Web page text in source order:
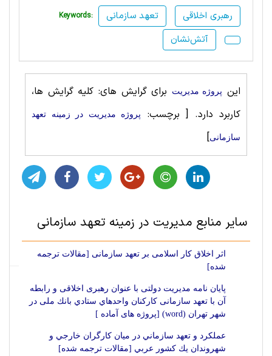
Keywords: تعهد سازمانی
رهبری اخلاقی
آتش‌نشان
این پروژه مديريت
برای گرایش های: کلیه گرایش ها،
کاربرد دارد. [ برچسب: پروژه مديريت در زمینه تعهد
سازمانی]
سایر منابع مديريت در زمینه تعهد سازمانی
اثر اخلاق کار اسلامی بر تعهد سازمانی [مقالات ترجمه
شده]
پایان نامه مدیریت دولتی با عنوان رهبری اخلاقی و رابطه
آن با تعهد سازمانی کارکنان واحدهاي ستادي بانك ملی در
شهر تهران (word) [پروژه های آماده ]
عملكرد و تعهد سازماني در ميان كارگران خارجي و
شهروندان يك كشور عربي [مقالات ترجمه شده]